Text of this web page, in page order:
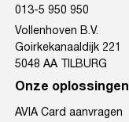
013-5 950 950
Vollenhoven B.V.
Goirkekanaaldijk 221
5048 AA TILBURG
Onze oplossingen
AVIA Card aanvragen